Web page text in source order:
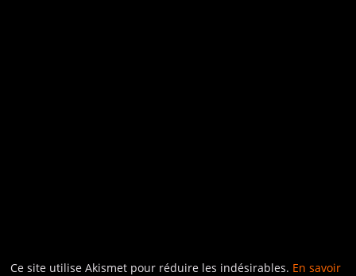
Ce site utilise Akismet pour réduire les indésirables. En savoir